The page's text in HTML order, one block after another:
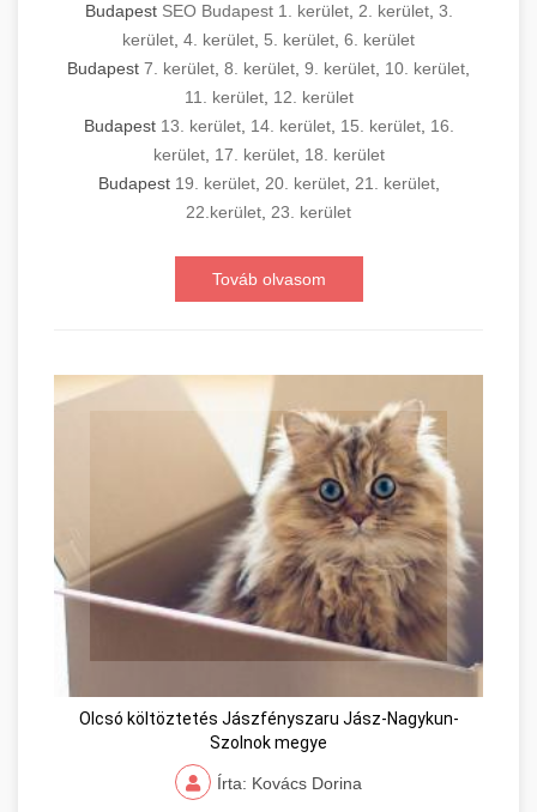
Budapest SEO Budapest 1. kerület, 2. kerület, 3.
kerület, 4. kerület, 5. kerület, 6. kerület
Budapest 7. kerület, 8. kerület, 9. kerület, 10. kerület,
11. kerület, 12. kerület
Budapest 13. kerület, 14. kerület, 15. kerület, 16.
kerület, 17. kerület, 18. kerület
Budapest 19. kerület, 20. kerület, 21. kerület,
22.kerület, 23. kerület
Továb olvasom
Olcsó költöztetés Jászfényszaru Jász-Nagykun-
Szolnok megye
Írta: Kovács Dorina